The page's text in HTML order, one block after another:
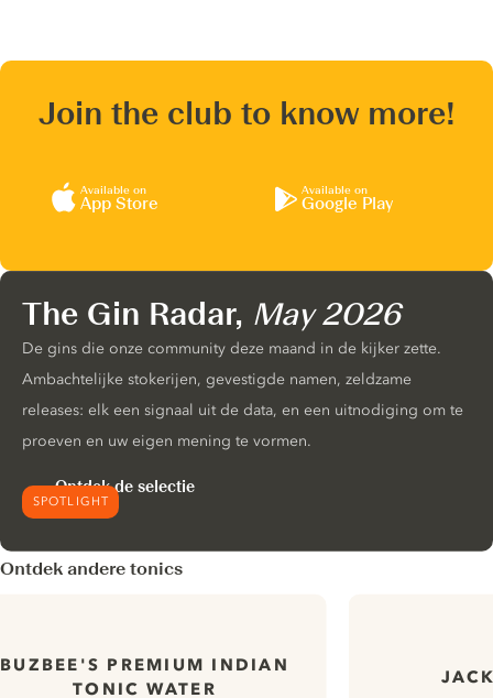
Join the club to know more!
Available on
App Store
Available on
Google Play
SPOTLIGHT
The Gin Radar, May 2026
De gins die onze community deze maand in de kijker zette.
Ambachtelijke stokerijen, gevestigde namen, zeldzame
releases: elk een signaal uit de data, en een uitnodiging om te
proeven en uw eigen mening te vormen.
Ontdek de selectie
Ontdek andere tonics
BUZBEE'S PREMIUM INDIAN
TONIC WATER